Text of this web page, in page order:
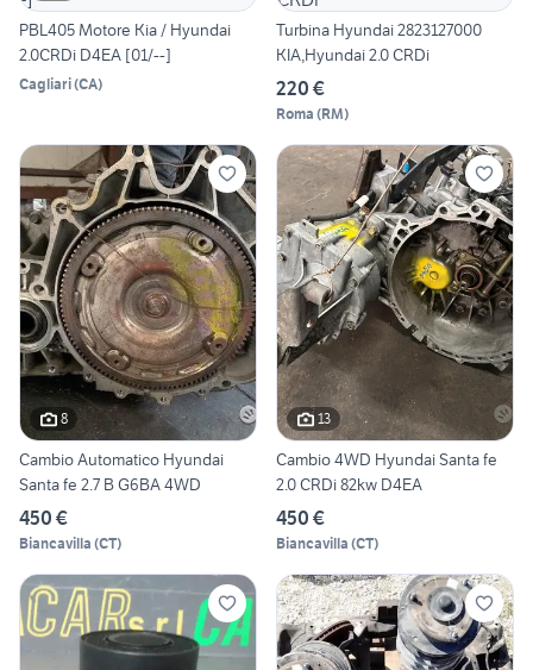
PBL405 Motore Kia / Hyundai
2.0CRDi D4EA [01/--]
Cagliari(CA)
Turbina Hyundai 2823127000
KIA,Hyundai 2.0 CRDi
220 €
Roma (RM)
8
Cambio Automatico Hyundai
Santa fe 2.7 B G6BA 4WD
450 €
Biancavilla (CT)
13
Cambio 4WD Hyundai Santa fe
2.0 CRDi 82kw D4EA
450 €
Biancavilla (CT)